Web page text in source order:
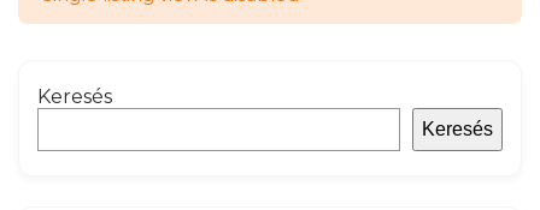
Keresés
Keresés